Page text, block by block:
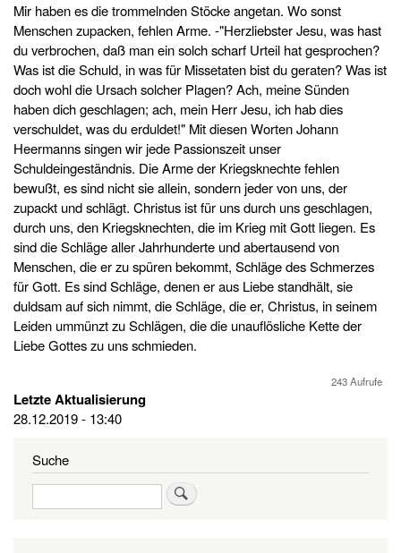
Mir haben es die trommelnden Stöcke angetan. Wo sonst
Menschen zupacken, fehlen Arme. -"Herzliebster Jesu, was hast
du verbrochen, daß man ein solch scharf Urteil hat gesprochen?
Was ist die Schuld, in was für Missetaten bist du geraten? Was ist
doch wohl die Ursach solcher Plagen? Ach, meine Sünden
haben dich geschlagen; ach, mein Herr Jesu, ich hab dies
verschuldet, was du erduldet!" Mit diesen Worten Johann
Heermanns singen wir jede Passionszeit unser
Schuldeingeständnis. Die Arme der Kriegsknechte fehlen
bewußt, es sind nicht sie allein, sondern jeder von uns, der
zupackt und schlägt. Christus ist für uns durch uns geschlagen,
durch uns, den Kriegsknechten, die im Krieg mit Gott liegen. Es
sind die Schläge aller Jahrhunderte und abertausend von
Menschen, die er zu spüren bekommt, Schläge des Schmerzes
für Gott. Es sind Schläge, denen er aus Liebe standhält, sie
duldsam auf sich nimmt, die Schläge, die er, Christus, in seinem
Leiden ummünzt zu Schlägen, die die unauflösliche Kette der
Liebe Gottes zu uns schmieden.
243 Aufrufe
Letzte Aktualisierung
28.12.2019 - 13:40
Suche
Suche